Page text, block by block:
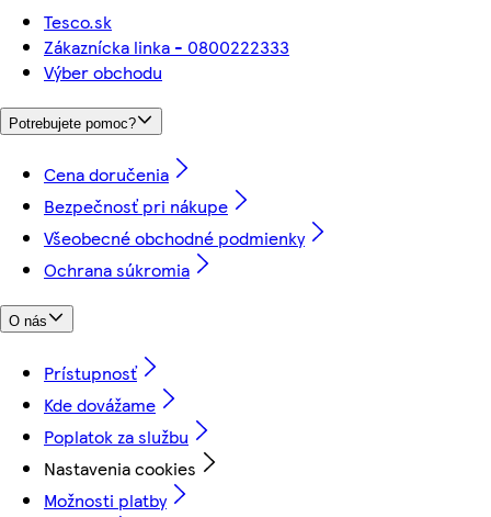
Tesco.sk
Zákaznícka linka - 0800222333
Výber obchodu
Potrebujete pomoc?
Cena doručenia
Bezpečnosť pri nákupe
Všeobecné obchodné podmienky
Ochrana súkromia
O nás
Prístupnosť
Kde dovážame
Poplatok za službu
Nastavenia cookies
Možnosti platby